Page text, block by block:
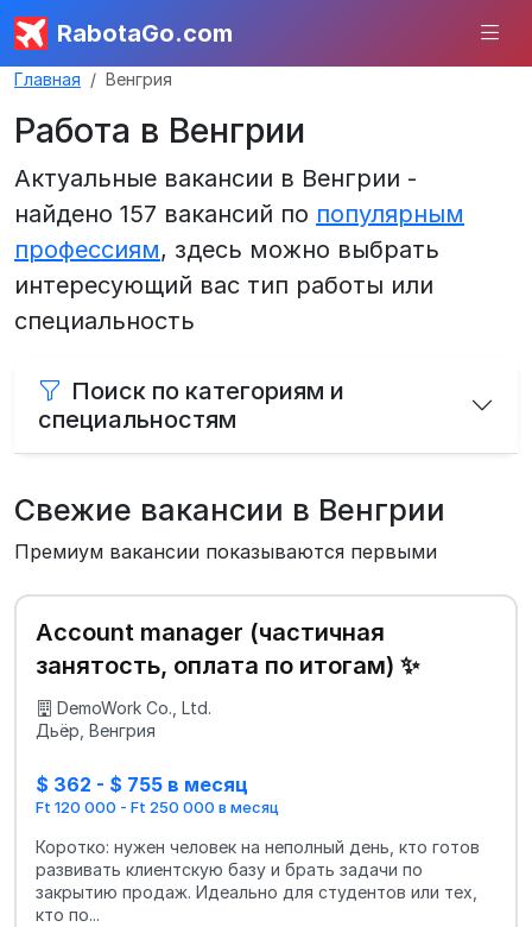
RabotaGo.com
Главная Венгрия
Работа в Венгрии
Актуальные вакансии в Венгрии -
найдено 157 вакансий по популярным
профессиям, здесь можно выбрать
интересующий вас тип работы или
специальность
Поиск по категориям и
специальностям
Свежие вакансии в Венгрии
Премиум вакансии показываются первыми
Account manager (частичная
занятость, оплата по итогам) ✨
DemoWork Co., Ltd.
Дьёр, Венгрия
$ 362 - $ 755 в месяц
Ft 120 000 - Ft 250 000 в месяц
Коротко: нужен человек на неполный день, кто готов
развивать клиентскую базу и брать задачи по
закрытию продаж. Идеально для студентов или тех,
кто по...